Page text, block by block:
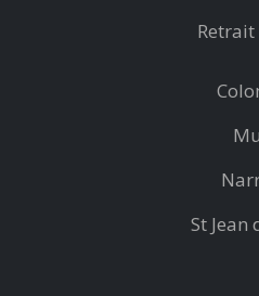
St Jean